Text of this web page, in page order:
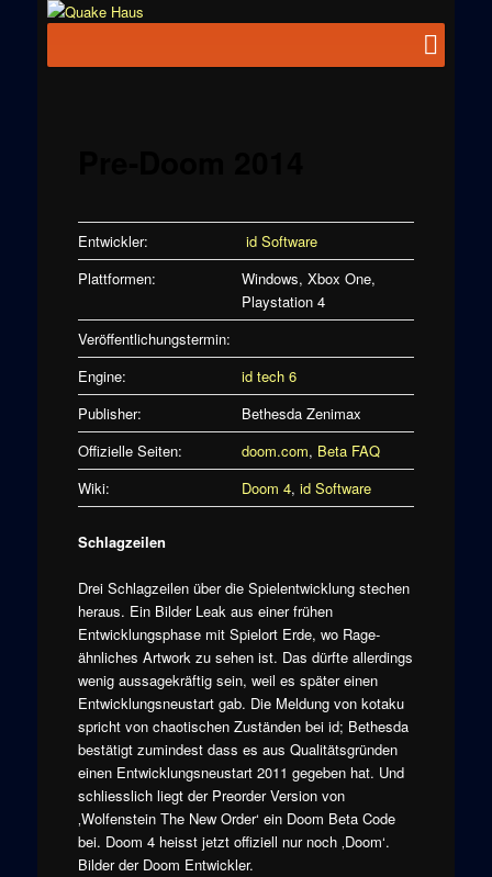
News zu
Entwickler:
id Software
Plattformen:
Windows, Xbox One,
Playstation 4
Veröffentlichungstermin:
Engine:
id tech 6
Publisher:
Bethesda Zenimax
Offizielle Seiten:
doom.com, Beta FAQ
Wiki:
Doom 4, id Software
Schlagzeilen
Drei Schlagzeilen über die Spielentwicklung stechen
heraus. Ein Bilder Leak aus einer frühen
Entwicklungsphase mit Spielort Erde, wo Rage-
ähnliches Artwork zu sehen ist. Das dürfte allerdings
wenig aussagekräftig sein, weil es später einen
Entwicklungsneustart gab. Die Meldung von kotaku
spricht von chaotischen Zuständen bei id; Bethesda
bestätigt zumindest dass es aus Qualitätsgründen
einen Entwicklungsneustart 2011 gegeben hat. Und
schliesslich liegt der Preorder Version von
‚Wolfenstein The New Order‘ ein Doom Beta Code
bei. Doom 4 heisst jetzt offiziell nur noch ‚Doom‘.
Bilder der Doom Entwickler.